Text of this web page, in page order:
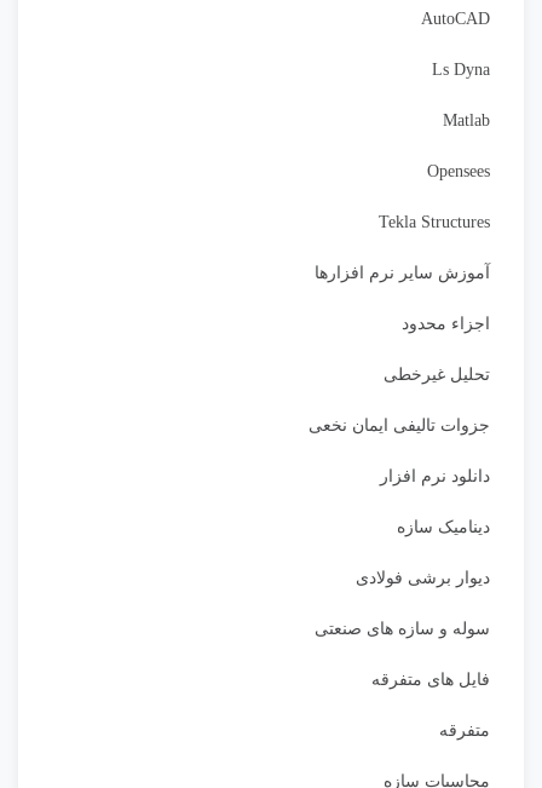
AutoCAD
Ls Dyna
Matlab
Opensees
Tekla Structures
آموزش سایر نرم افزارها
اجزاء محدود
تحلیل غیرخطی
جزوات تالیفی ایمان نخعی
دانلود نرم افزار
دینامیک سازه
دیوار برشی فولادی
سوله و سازه های صنعتی
فایل های متفرقه
متفرقه
محاسبات سازه